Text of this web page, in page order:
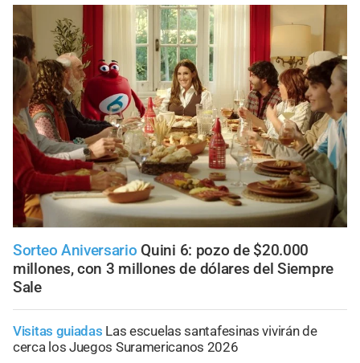
Sorteo Aniversario Quini 6: pozo de $20.000
millones, con 3 millones de dólares del Siempre
Sale
Visitas guiadas Las escuelas santafesinas vivirán de
cerca los Juegos Suramericanos 2026